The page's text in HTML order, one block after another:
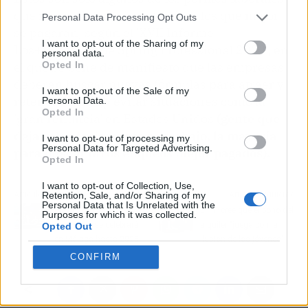
Personal Data Processing Opt Outs
I want to opt-out of the Sharing of my
personal data.
Opted In
I want to opt-out of the Sale of my
Personal Data.
Opted In
I want to opt-out of processing my
Personal Data for Targeted Advertising.
Opted In
I want to opt-out of Collection, Use,
Retention, Sale, and/or Sharing of my
Personal Data that Is Unrelated with the
Purposes for which it was collected.
Opted Out
CONFIRM
que más se buscarán este año y los que mejor
Los+Buscados de Spring Professional 2022', en
el que se pone de manifiesto que las empresas
deberán buscar nuevas fórmulas para atraer y
retener talento y evitar situaciones como la
'gran renuncia' en Estados Unidos
deja voluntariamente su trabajo, la mayoría
para buscar otros empleos mejor pagados).
Artículo anterior
El Foro Nacional de
Hostelería se celebrará
en Málaga hasta 2025
Artículo siguiente
El PP cree que el bono del
ilusión de los jóvenes"